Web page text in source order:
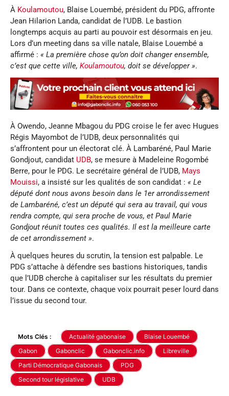
À Koulamoutou, Blaise Louembé, président du PDG, affronte
Jean Hilarion Landa, candidat de l’UDB. Le bastion
longtemps acquis au parti au pouvoir est désormais en jeu.
Lors d’un meeting dans sa ville natale, Blaise Louembé a
affirmé : « La première chose qu’on doit changer ensemble,
c’est que cette ville, Koulamoutou, doit se développer ».
À Owendo, Jeanne Mbagou du PDG croise le fer avec Hugues
Régis Mayombot de l’UDB, deux personnalités qui
s’affrontent pour un électorat clé. À Lambaréné, Paul Marie
Gondjout, candidat UDB, se mesure à Madeleine Rogombé
Berre, pour le PDG. Le secrétaire général de l’UDB, Mays
Mouissi, a insisté sur les qualités de son candidat : « Le
député dont nous avons besoin dans le 1er arrondissement
de Lambaréné, c’est un député qui sera au travail, qui vous
rendra compte, qui sera proche de vous, et Paul Marie
Gondjout réunit toutes ces qualités. Il est la meilleure carte
de cet arrondissement ».
À quelques heures du scrutin, la tension est palpable. Le
PDG s’attache à défendre ses bastions historiques, tandis
que l’UDB cherche à capitaliser sur les résultats du premier
tour. Dans ce contexte, chaque voix pourrait peser lourd dans
l’issue du second tour.
Mots Clés : Actualité gabonaise
Blaise Louembé
Gabon
Gabonclic Gabonclic.info
Libreville
Parti Démocratique Gabonais
PDG
Second tour législative
UDB